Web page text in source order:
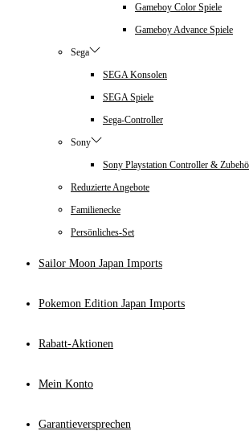
Gameboy Color Spiele
Gameboy Advance Spiele
Sega
SEGA Konsolen
SEGA Spiele
Sega-Controller
Sony
Sony Playstation Controller &
Reduzierte Angebote
Familienecke
Persönliches-Set
Sailor Moon Japan Imports
Pokemon Edition Japan Imports
Rabatt-Aktionen
Mein Konto
Garantieversprechen